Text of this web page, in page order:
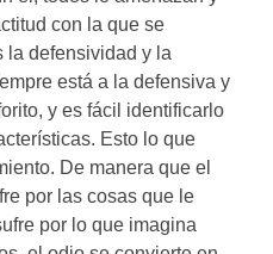
con la que se
la defensividad y la
está a la defensiva y
y es fácil identificarlo
Esto lo que
De manera que el
por las cosas que le
por lo que imagina